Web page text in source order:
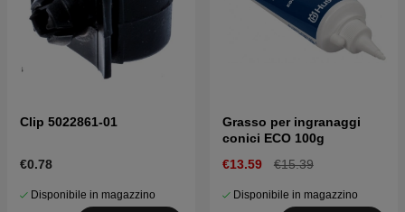
Clip 5022861-01
€0.78
Disponibile in magazzino
Grasso per ingranaggi
conici ECO 100g
€13.59
€15.39
Disponibile in magazzino